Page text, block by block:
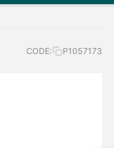
CODE: P1057173